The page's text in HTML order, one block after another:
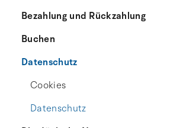
Bezahlung und Rückzahlung
Buchen
Datenschutz
Cookies
Datenschutz